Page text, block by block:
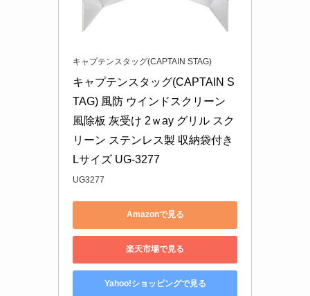
キャプテンスタッグ(CAPTAIN STAG)
キャプテンスタッグ(CAPTAIN S
TAG) 風防 ウインドスクリーン
風除板 灰受け 2ｗay グリル スク
リーン ステンレス製 収納袋付き
Lサイズ UG-3277
UG3277
Amazonで見る
楽天市場で見る
Yahoo!ショッピングで見る